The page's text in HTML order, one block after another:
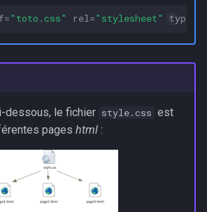
="toto.css" rel="stylesheet" type
dessous, le fichier style.css est
pages html: